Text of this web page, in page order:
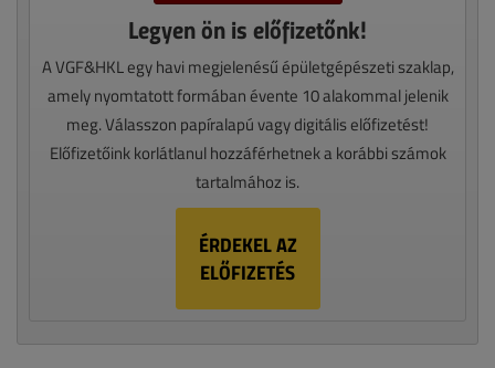
Legyen ön is előfizetőnk!
A VGF&HKL egy havi megjelenésű épületgépészeti szaklap,
amely nyomtatott formában évente 10 alakommal jelenik
meg. Válasszon papíralapú vagy digitális előfizetést!
Előfizetőink korlátlanul hozzáférhetnek a korábbi számok
tartalmához is.
ÉRDEKEL AZ
ELŐFIZETÉS